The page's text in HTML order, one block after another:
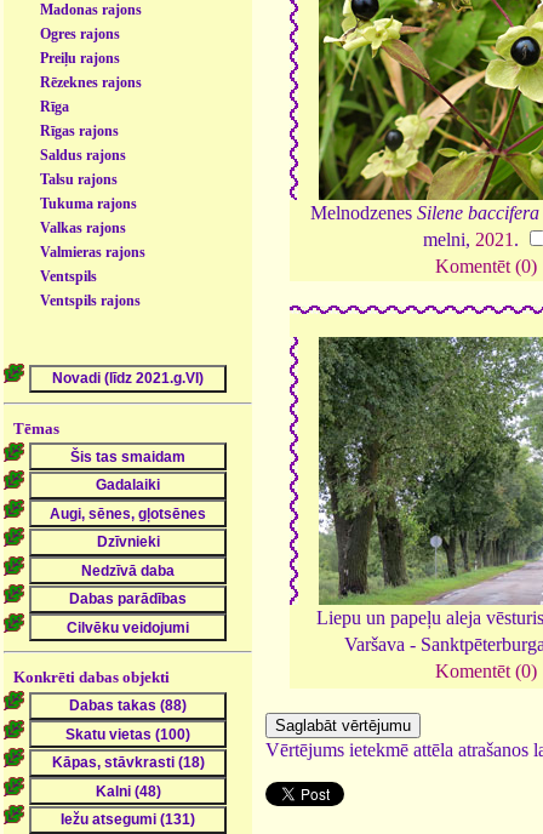
Madonas rajons
Ogres rajons
Preiļu rajons
Rēzeknes rajons
Rīga
Rīgas rajons
Saldus rajons
Talsu rajons
Tukuma rajons
Valkas rajons
Valmieras rajons
Ventspils
Ventspils rajons
Tēmas
Konkrēti dabas objekti
MelnodzenesSilene baccifera
melni, 2021 .
Komentēt (0)
Liepu un papeļu aleja
Varšava -
Komentēt (0)
Vērtējums ietekmē attēla atrašanos